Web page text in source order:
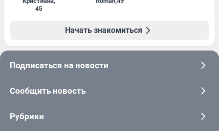
45
Начать знакомиться
Подписаться на новости
Сообщить новость
Рубрики